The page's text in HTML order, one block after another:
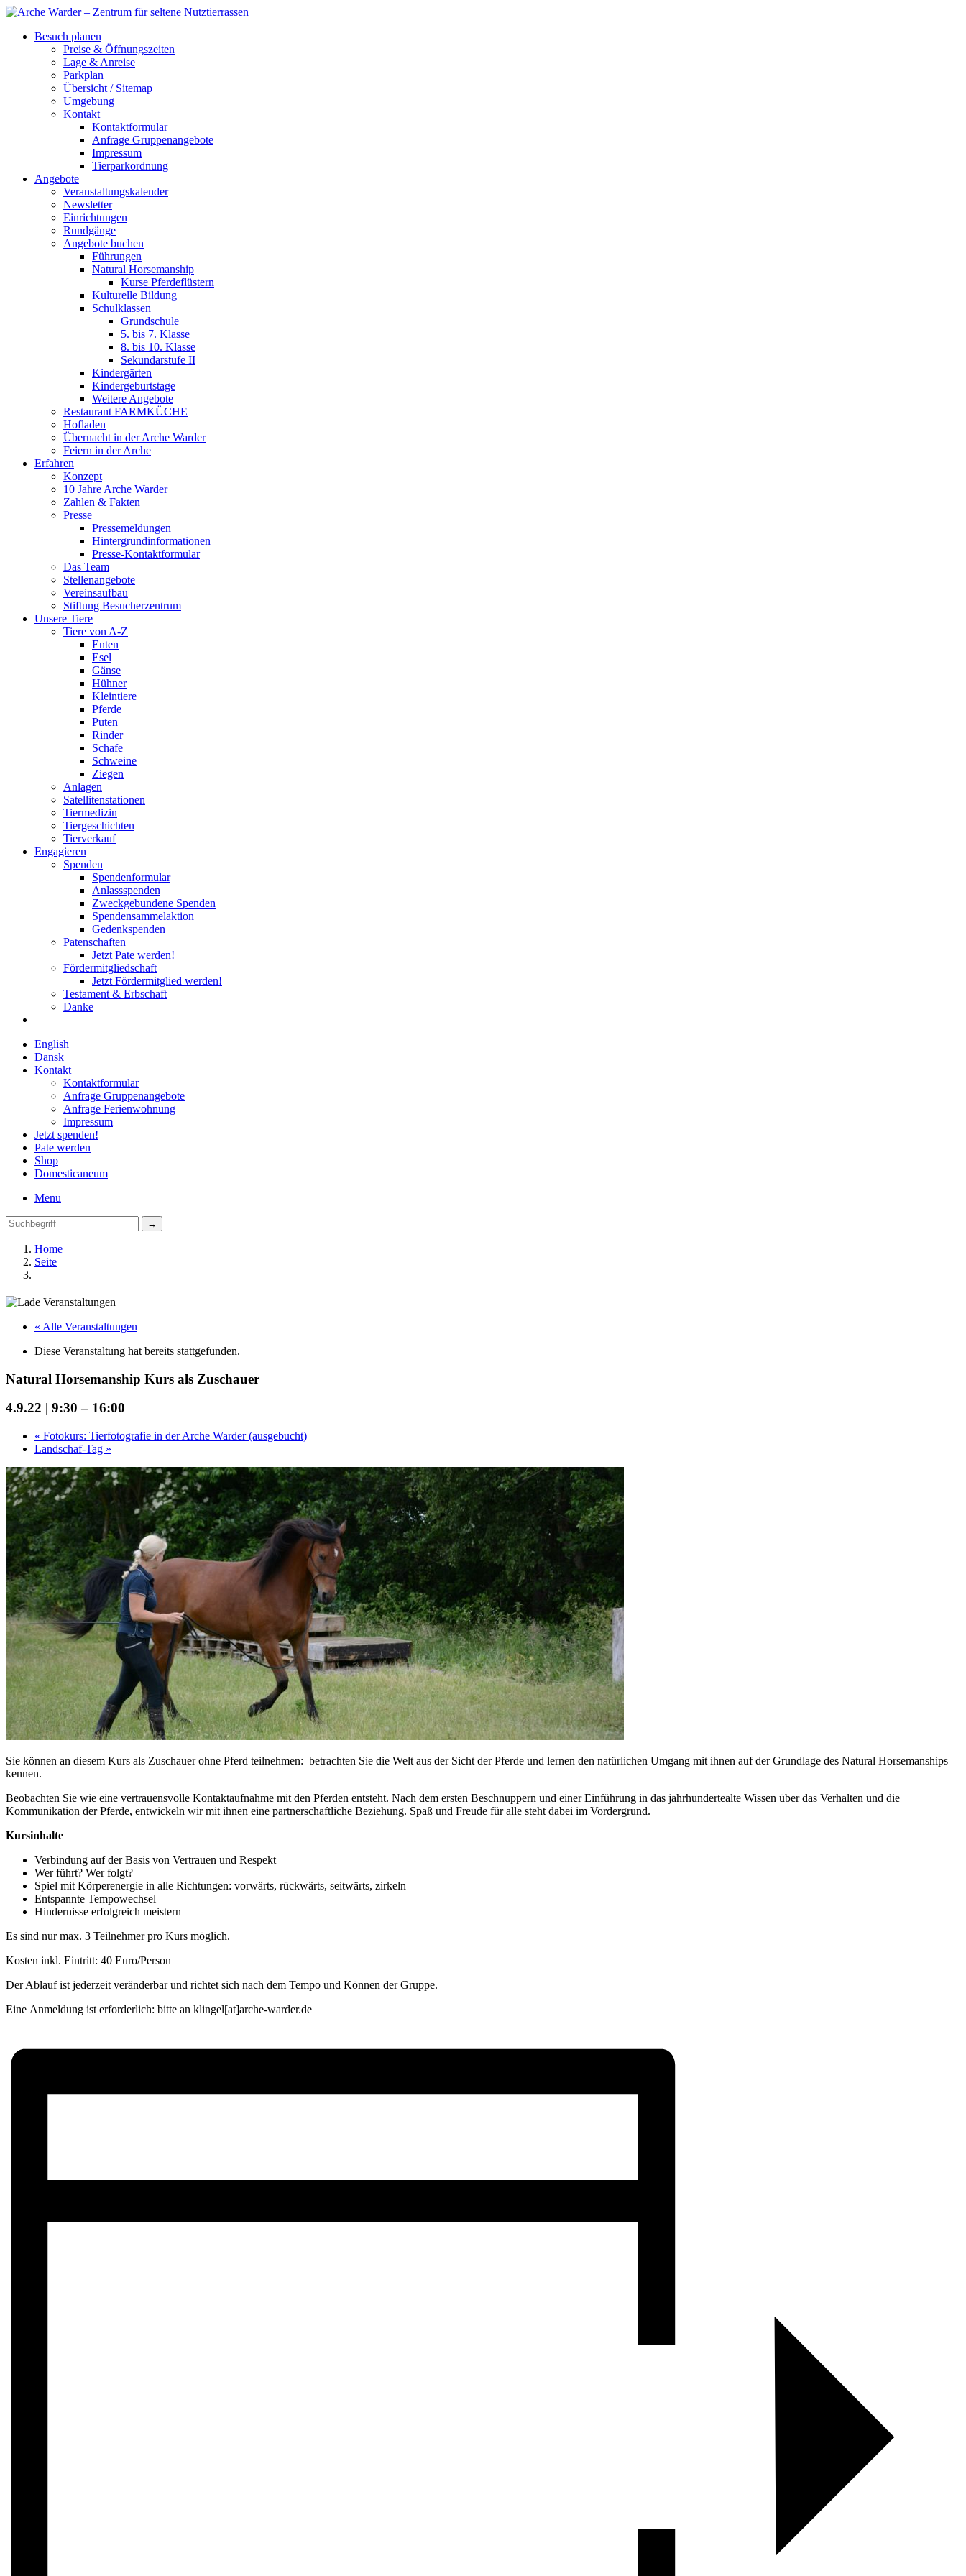
Besuch planen
Preise & Öffnungszeiten
Lage & Anreise
Parkplan
Übersicht / Sitemap
Umgebung
Kontakt
Kontaktformular
Anfrage Gruppenangebote
Impressum
Tierparkordnung
Angebote
Veranstaltungskalender
Newsletter
Einrichtungen
Rundgänge
Angebote buchen
Führungen
Natural Horsemanship
Kurse Pferdeflüstern
Kulturelle Bildung
Schulklassen
Grundschule
5. bis 7. Klasse
8. bis 10. Klasse
Sekundarstufe II
Kindergärten
Kindergeburtstage
Weitere Angebote
Restaurant FARMKÜCHE
Hofladen
Übernacht in der Arche Warder
Feiern in der Arche
Erfahren
Konzept
10 Jahre Arche Warder
Zahlen & Fakten
Presse
Pressemeldungen
Hintergrundinformationen
Presse-Kontaktformular
Das Team
Stellenangebote
Vereinsaufbau
Stiftung Besucherzentrum
Unsere Tiere
Tiere von A-Z
Enten
Esel
Gänse
Hühner
Kleintiere
Pferde
Puten
Rinder
Schafe
Schweine
Ziegen
Anlagen
Satellitenstationen
Tiermedizin
Tiergeschichten
Tierverkauf
Engagieren
Spenden
Spendenformular
Anlassspenden
Zweckgebundene Spenden
Spendensammelaktion
Gedenkspenden
Patenschaften
Jetzt Pate werden!
Fördermitgliedschaft
Jetzt Fördermitglied werden!
Testament & Erbschaft
Danke
English
Dansk
Kontakt
Kontaktformular
Anfrage Gruppenangebote
Anfrage Ferienwohnung
Impressum
Jetzt spenden!
Pate werden
Shop
Domesticaneum
Menu
Home
Seite
« Alle Veranstaltungen
Diese Veranstaltung hat bereits stattgefunden.
Natural Horsemanship Kurs als Zuschauer
4.9.22 | 9:30 – 16:00
« Fotokurs: Tierfotografie in der Arche Warder (ausgebucht)
Landschaf-Tag »
Sie können an diesem Kurs als Zuschauer ohne Pferd teilnehmen: betrachten Sie die Welt aus der Sicht der Pferde und lernen den natürlichen Umgang mit ihnen auf der Grundlage des Natural Horsemanships
kennen.
Beobachten Sie wie eine vertrauensvolle Kontaktaufnahme mit den Pferden entsteht. Nach dem ersten Beschnuppern und einer Einführung in das jahrhundertealte Wissen über das Verhalten und die
Kommunikation der Pferde, entwickeln wir mit ihnen eine partnerschaftliche Beziehung. Spaß und Freude für alle steht dabei im Vordergrund.
Kursinhalte
Verbindung auf der Basis von Vertrauen und Respekt
Wer führt? Wer folgt?
Spiel mit Körperenergie in alle Richtungen: vorwärts, rückwärts, seitwärts, zirkeln
Entspannte Tempowechsel
Hindernisse erfolgreich meistern
Es sind nur max. 3 Teilnehmer pro Kurs möglich.
Kosten inkl. Eintritt: 40 Euro/Person
Der Ablauf ist jederzeit veränderbar und richtet sich nach dem Tempo und Können der Gruppe.
Eine Anmeldung ist erforderlich: bitte an klingel[at]arche-warder.de